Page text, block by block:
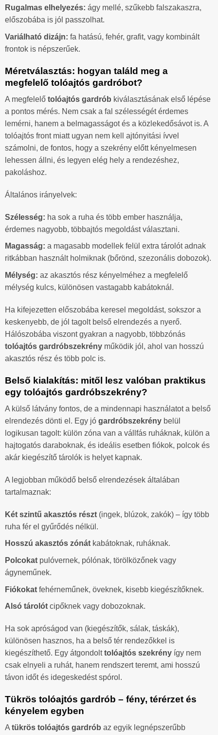
Rugalmas elhelyezés: ágy mellé, szűkebb falszakaszra,
előszobába is jól passzolhat.
Variálható dizájn: fa hatású, fehér, grafit, vagy kombinált
frontok is népszerűek.
Méretválasztás: hogyan találd meg a
megfelelő tolóajtós gardróbot?
A megfelelő tolóajtós gardrób kiválasztásának első lépése
a pontos mérés. Nem csak a fal szélességét érdemes
lemérni, hanem a belmagasságot és a közlekedősávot is. A
tolóajtós front miatt ugyan nem kell ajtónyitási ívvel
számolni, de fontos, hogy a szekrény előtt kényelmesen
lehessen állni, és legyen elég hely a rendezéshez,
pakoláshoz.
Általános irányelvek:
Szélesség: ha sok a ruha és több ember használja,
érdemes nagyobb, többajtós megoldást választani.
Magasság: a magasabb modellek felül extra tárolót adnak
ritkábban használt holmiknak (bőrönd, szezonális dobozok).
Mélység: az akasztós rész kényelméhez a megfelelő
mélység kulcs, különösen vastagabb kabátoknál.
Ha kifejezetten előszobába keresel megoldást, sokszor a
keskenyebb, de jól tagolt belső elrendezés a nyerő.
Hálószobába viszont gyakran a nagyobb, többzónás
tolóajtós gardróbszekrény működik jól, ahol van hosszú
akasztós rész és több polc is.
Belső kialakítás: mitől lesz valóban praktikus
egy tolóajtós gardróbszekrény?
A külső látvány fontos, de a mindennapi használatot a belső
elrendezés dönti el. Egy jó gardróbszekrény belül
logikusan tagolt: külön zóna van a vállfás ruháknak, külön a
hajtogatós daraboknak, és ideális esetben fiókok, polcok és
akár kiegészítő tárolók is helyet kapnak.
A legjobban működő belső elrendezések általában
tartalmaznak:
Két szintű akasztós részt (ingek, blúzok, zakók) – így több
ruha fér el gyűrődés nélkül.
Hosszú akasztós zónát kabátoknak, ruháknak.
Polcokat pulóvernek, pólónak, törölközőnek vagy
ágyneműnek.
Fiókokat fehérneműnek, öveknek, kisebb kiegészítőknek.
Alsó tárolót cipőknek vagy dobozoknak.
Ha sok apróságod van (kiegészítők, sálak, táskák),
különösen hasznos, ha a belső tér rendezőkkel is
kiegészíthető. Egy átgondolttolóajtós szekrény így nem
csak elnyeli a ruhát, hanem rendszert teremt, ami hosszú
távon időt és idegeskedést spórol.
Tükrös tolóajtós gardrób – fény, térérzet és
kényelem egyben
Atükrös tolóajtós gardrób az egyik legnépszerűbb